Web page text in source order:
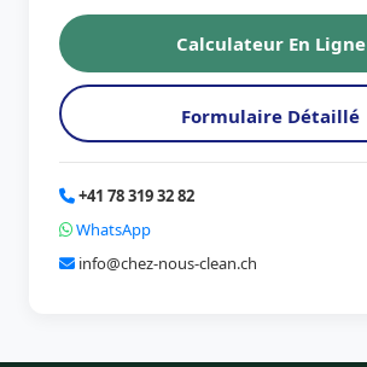
Calculateur En Ligne
Formulaire Détaillé
+41 78 319 32 82
WhatsApp
info@chez-nous-clean.ch